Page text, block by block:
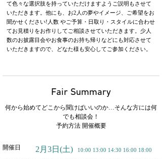
て色々な選択肢を持っていただけますようご説明もさせて
いただきます。他にも、お2人の夢やイメージ、ご希望をお
聞かせください!人数 やご予算・日取り・スタイルに合わせ
てお見積りをお作りしてご相談させていただきます。少人
数のお披露目会やお食事のお持ち帰りなどにも対応させて
いただきますので、どなた様も安心してご参加ください。
Fair Summary
何から始めてどこから聞けばいいのか…そんな方には何
でも相談会！
予約方法 開催概要
開催日 2月3日 (土) 10:00 13:00 14:30 16:00 18:00